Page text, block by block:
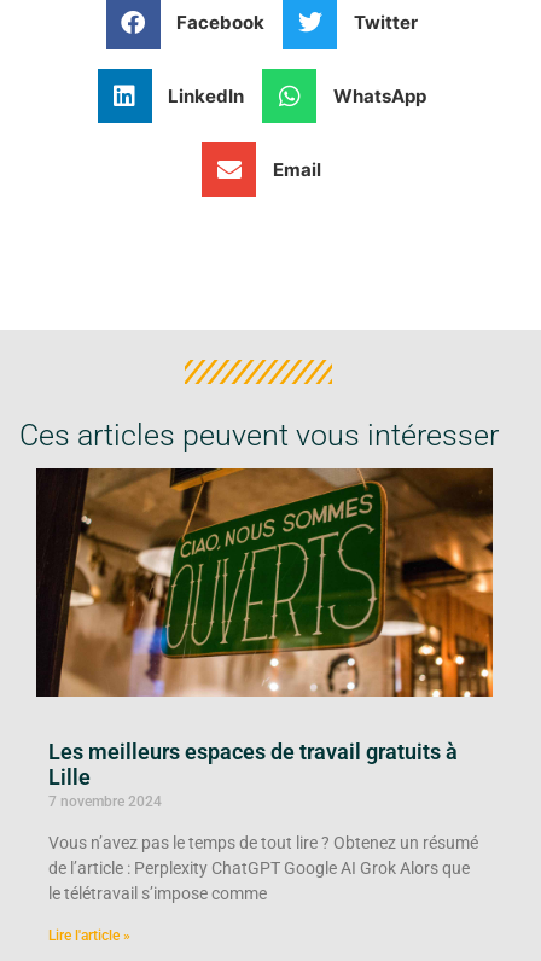
Facebook Twitter
LinkedIn WhatsApp
Email
Ces articles peuvent vous intéresser
Les meilleurs espaces de travail gratuits à
Lille
7 novembre 2024
Vous n’avez pas le temps de tout lire ? Obtenez un résumé
de l’article : Perplexity ChatGPT Google AI Grok Alors que
le télétravail s’impose comme
Lire l'article »